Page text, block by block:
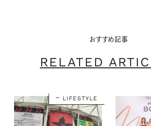
おすすめ記事
RELATED
LIFESTYLE